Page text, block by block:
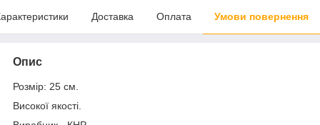
Доставка Оплата Умови повернення
Опис
Розмір: 25 см.
Високої якості.